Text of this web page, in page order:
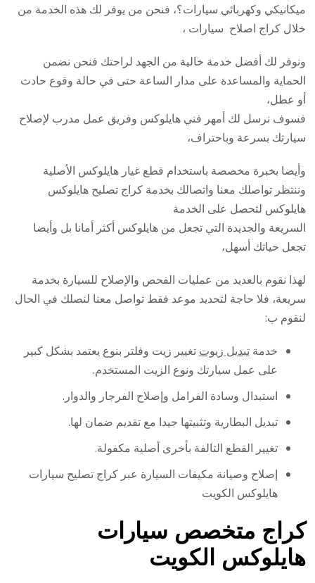
ميكانيكي وكهربائي سيارات؟، فنحن من يوفر لك هذه الخدمة من
خلال كراج اصلاح سيارات ،
ونوفر لك أفضل خدمة خالية من الجهد لراحتك فنحن نضمن
الحماية والمساعدة على مدار الساعة حتى في حالة وقوع حادث
أو عطل،
فسوف نرسل لك أمهر فني هايلوكس وفريق عمل مدرب لإصلاح
سيارتك بسرعة وباحتراف،
وأيضا بخبرة مخصصة باستخدام قطع غيار هايلوكس الأصلية
وننتظر تواصلك معنا واتصالك بخدمة كراج تصليح هايلوكس
هايلوكس لتحصل على الخدمة
السريعة والجديدة التي تجعل من هايلوكس أكثر أمانا بل وأيضا
تجعل حياتك أسهل،
لهذا نقوم بالعديد من عمليات الفحص والإصلاح للسيارة بخدمة
سريعة، فلا حاجة لتحديد موعد فقط تواصل معنا لنصلك في الحال
لنقوم ب:
خدمةتبديل زيوت تغيير زيت وفلتر بنوع يعتمد بشكل كبير
على عمل سيارتك ونوع الزيت المستخدم.
استبدال وسادة الفرامل وإصلاح الفرجار والدوار.
تبديل البطارية وتثبيتها جيدا مع تقديم ضمان لها.
تغيير القطع التالفة بأخرى أصلية مكفولة.
إصلاح وصيانة مكيفات السيارة عبر كراج تصليح سيارات
هايلوكس الكويت
كراج متخصص سيارات
هايلوكس الكويت